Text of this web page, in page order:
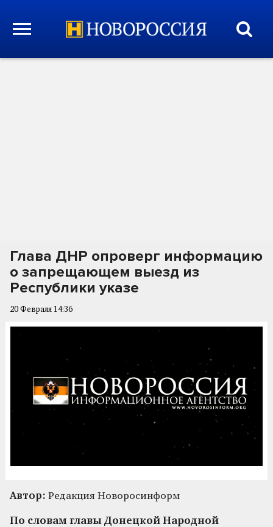
Глава ДНР опроверг информацию
о запрещающем выезд из
Республики указе
20 Февраля 14:36
Автор: Редакция Новоросинформ
По словам главы Донецкой Народной